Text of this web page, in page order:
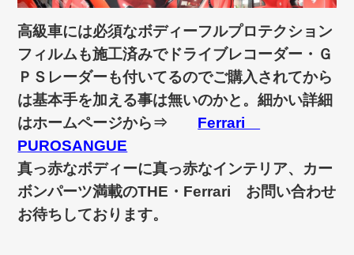
高級車には必須なボディーフルプロテクション
フィルムも施工済みでドライブレコーダー・Ｇ
ＰＳレーダーも付いてるのでご購入されてから
は基本手を加える事は無いのかと。細かい詳細
はホームページから⇒ Ferrari
PUROSANGUE
真っ赤なボディーに真っ赤なインテリア、カー
ボンパーツ満載のTHE・Ferrari お問い合わせ
お待ちしております。